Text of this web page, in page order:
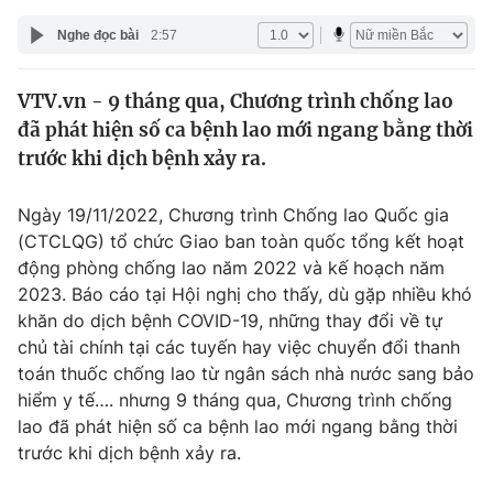
Thế giới
Thế giới đó đây
Câu chuyện quốc tế
Kinh tế
Tài chính
Thị trường
Góc doanh nghiệp
Dữ liệu và đời sống
Truyền hình
Phim VTV
Hậu trường
Nhân vật
Giải trí
Điện ảnh
Đời sống
Giáo dục
Nghe đọc bài 2:57
VTV.vn - 9 tháng qua, Chương trình chống lao
đã phát hiện số ca bệnh lao mới ngang bằng thời
trước khi dịch bệnh xảy ra.
Ngày 19/11/2022, Chương trình Chống lao Quốc gia
(CTCLQG) tổ chức Giao ban toàn quốc tổng kết hoạt
động phòng chống lao năm 2022 và kế hoạch năm
2023. Báo cáo tại Hội nghị cho thấy, dù gặp nhiều khó
khăn do dịch bệnh COVID-19, những thay đổi về tự
chủ tài chính tại các tuyến hay việc chuyển đổi thanh
toán thuốc chống lao từ ngân sách nhà nước sang bảo
hiểm y tế…. nhưng 9 tháng qua, Chương trình chống
lao đã phát hiện số ca bệnh lao mới ngang bằng thời
trước khi dịch bệnh xảy ra.